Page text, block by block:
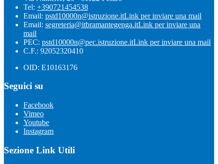
Tel: +390721454538
Email: pstd10000n@istruzione.itLink per inviare una mail
Email: segreteria@itbramantegenga.itLink per inviare una
mail
PEC: pstd10000n@pec.istruzione.itLink per inviare una mail
C.F.: 92052320410
OID: E10163176
Seguici su
Facebook
Vimeo
Youtube
Instagram
Sezione Link Utili